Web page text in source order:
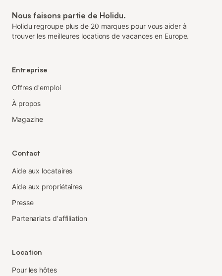
Nous faisons partie de Holidu.
Holidu regroupe plus de 20 marques pour vous aider à
trouver les meilleures locations de vacances en Europe.
Entreprise
Offres d'emploi
À propos
Magazine
Contact
Aide aux locataires
Aide aux propriétaires
Presse
Partenariats d'affiliation
Location
Pour les hôtes